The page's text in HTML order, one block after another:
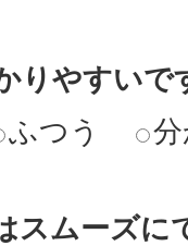
りやすいで
ふつう
スムーズに